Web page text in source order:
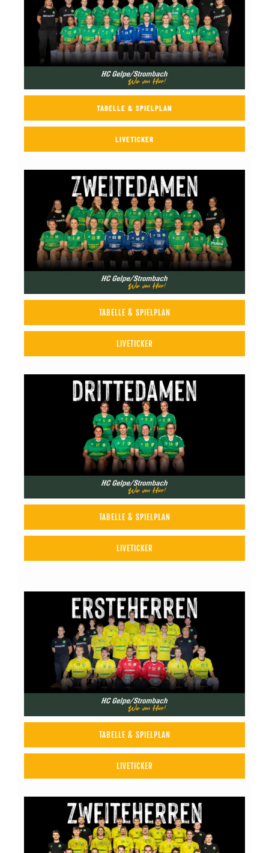
TABELLE & SPIELPLAN
LIVETICKER
TABELLE & SPIELPLAN
LIVETICKER
TABELLE & SPIELPLAN
LIVETICKER
TABELLE & SPIELPLAN
LIVETICKER